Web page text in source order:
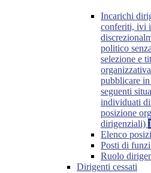
Incarichi
conferiti, ivi
politico
selezione e
pubblicare
seguenti
individuati
posizione
dirigenziali) 1
Elenco
Posti di
Ruolo
Dirigenti cessati